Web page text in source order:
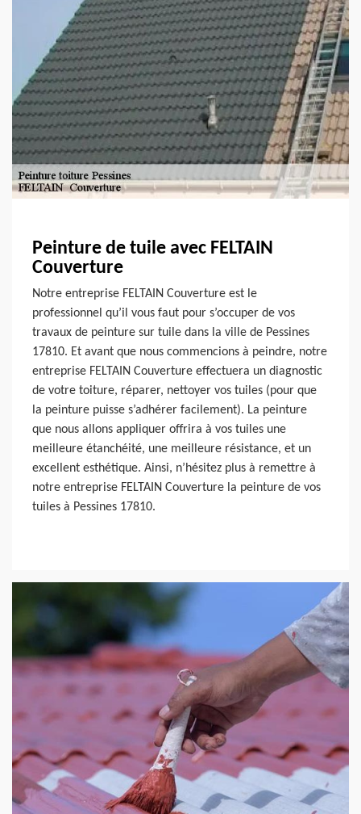
Peinture de tuile avec FELTAIN
Couverture
Notre entreprise FELTAIN Couverture est le
professionnel qu’il vous faut pour s’occuper de vos
travaux de peinture sur tuile dans la ville de Pessines
17810. Et avant que nous commencions à peindre, notre
entreprise FELTAIN Couverture effectuera un diagnostic
de votre toiture, réparer, nettoyer vos tuiles (pour que
la peinture puisse s’adhérer facilement). La peinture
que nous allons appliquer offrira à vos tuiles une
meilleure étanchéité, une meilleure résistance, et un
excellent esthétique. Ainsi, n’hésitez plus à remettre à
notre entreprise FELTAIN Couverture la peinture de vos
tuiles à Pessines 17810.